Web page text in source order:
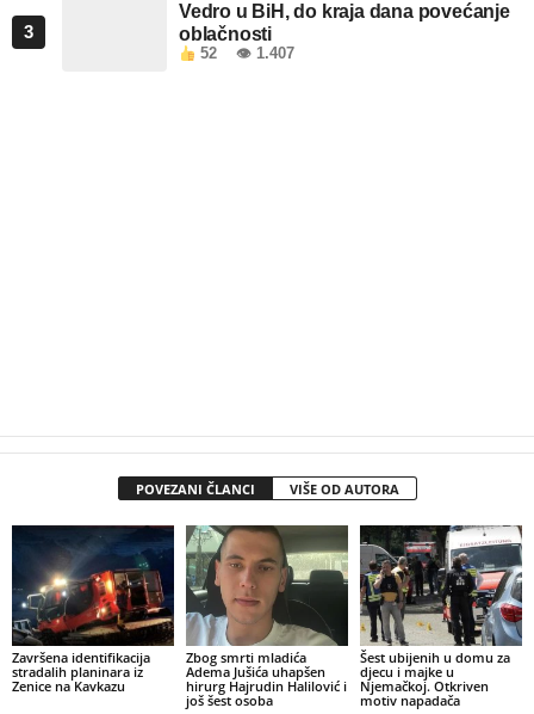
3
Vedro u BiH, do kraja dana povećanje
oblačnosti
52 👁 1.407
POVEZANI ČLANCI VIŠE OD AUTORA
Završena identifikacija
stradalih planinara iz
Zenice na Kavkazu
Zbog smrti mladića
Adema Jušića uhapšen
hirurg Hajrudin Halilović i
još šest osoba
Šest ubijenih u domu za
djecu i majke u
Njemačkoj. Otkriven
motiv napadača